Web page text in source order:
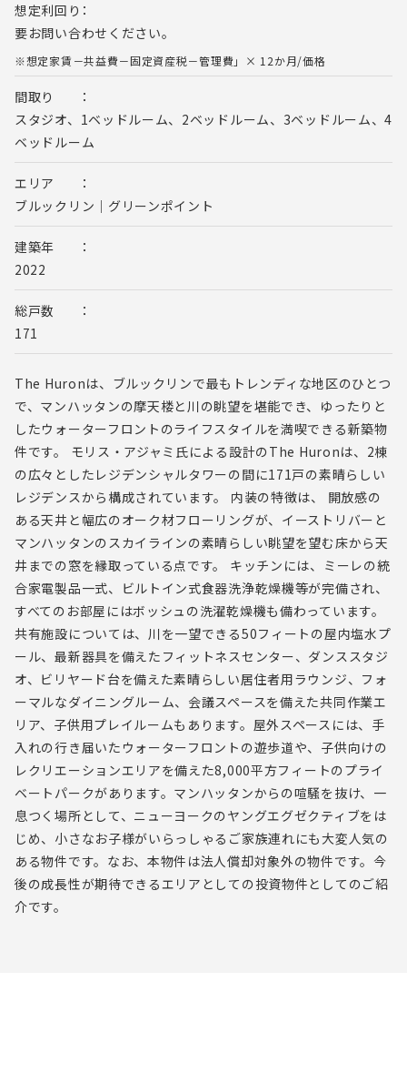
想定利回り
要お問い合わせください。
※想定家賃－共益費－固定資産税－管理費」× 12か月/価格
間取り
スタジオ、1ベッドルーム、2ベッドルーム、3ベッドルーム、4
ベッドルーム
エリア
ブルックリン｜グリーンポイント
建築年
2022
総戸数
171
The Huronは、ブルックリンで最もトレンディな地区のひとつ
で、マンハッタンの摩天楼と川の眺望を堪能でき、ゆったりと
したウォーターフロントのライフスタイルを満喫できる新築物
件です。 モリス・アジャミ氏による設計のThe Huronは、2棟
の広々としたレジデンシャルタワーの間に171戸の素晴らしい
レジデンスから構成されています。 内装の特徴は、 開放感の
ある天井と幅広のオーク材フローリングが、イーストリバーと
マンハッタンのスカイラインの素晴らしい眺望を望む床から天
井までの窓を縁取っている点です。 キッチンには、ミーレの統
合家電製品一式、ビルトイン式食器洗浄乾燥機等が完備され、
すべてのお部屋にはボッシュの洗濯乾燥機も備わっています。
共有施設については、川を一望できる50フィートの屋内塩水プ
ール、最新器具を備えたフィットネスセンター、ダンススタジ
オ、ビリヤード台を備えた素晴らしい居住者用ラウンジ、フォ
ーマルなダイニングルーム、会議スペースを備えた共同作業エ
リア、子供用プレイルームもあります。屋外スペースには、手
入れの行き届いたウォーターフロントの遊歩道や、子供向けの
レクリエーションエリアを備えた8,000平方フィートのプライ
ベートパークがあります。マンハッタンからの喧騒を抜け、一
息つく場所として、ニューヨークのヤングエグゼクティブをは
じめ、小さなお子様がいらっしゃるご家族連れにも大変人気の
ある物件です。なお、本物件は法人償却対象外の物件です。今
後の成長性が期待できるエリアとしての投資物件としてのご紹
介です。